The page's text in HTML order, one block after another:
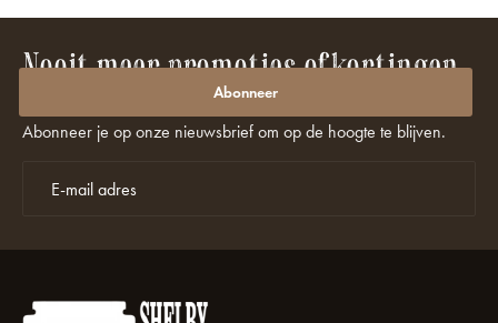
Nooit meer promoties of kortingen
Abonneer je op onze nieuwsbrief om op de hoogte te blijven.
Abonneer